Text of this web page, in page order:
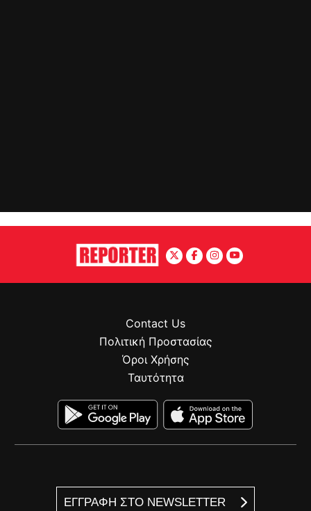
ΕΓΓΡΑΦΗ ΣΤΟ NEWSLETTER
Contact Us
Πολιτική Προστασίας
Όροι Χρήσης
Ταυτότητα